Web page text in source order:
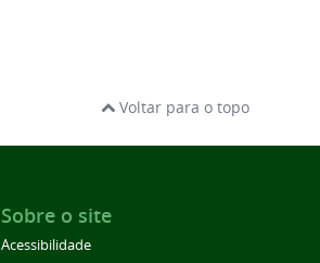
Voltar para o topo
Sobre o site
Acessibilidade